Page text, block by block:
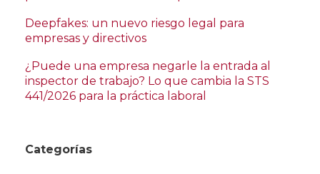
Deepfakes: un nuevo riesgo legal para
empresas y directivos
¿Puede una empresa negarle la entrada al
inspector de trabajo? Lo que cambia la STS
441/2026 para la práctica laboral
Categorías